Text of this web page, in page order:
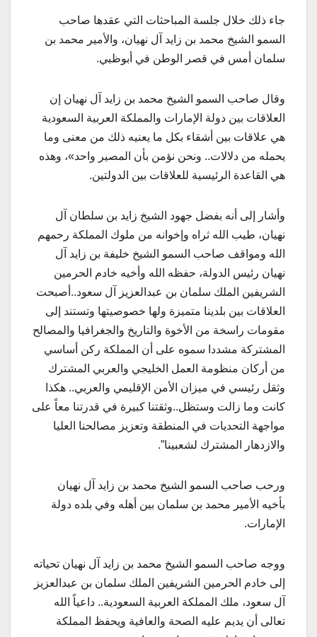
جاء ذلك خلال جلسة المباحثات التي عقدها صاحب
السمو الشيخ محمد بن زايد آل نهيان، والأمير محمد بن
سلمان أمس في قصر الوطن في أبوظبي.
وقال صاحب السمو الشيخ محمد بن زايد آل نهيان إن
العلاقات بين دولة الإمارات والمملكة العربية السعودية
هي علاقات بين أشقاء بكل ما يعنيه ذلك من معنى وما
يحمله من دلالات.. ونحن نؤمن بأن المصير واحد»، وهذه
هي القاعدة الرئيسية للعلاقات بين الدولتين.
وأشار إلى أنه بفضل جهود الشيخ زايد بن سلطان آل
نهيان، طيب الله ثراه وإخوانه من ملوك المملكة رحمهم
الله ومواقف صاحب السمو الشيخ خليفة بن زايد آل
نهيان رئيس الدولة، حفظه الله وأخيه خادم الحرمين
الشريفين الملك سلمان بن عبدالعزيز آل سعود..أصبحت
العلاقات بين بلدينا متميزة ولها خصوصيتها وتستند إلى
مقومات راسخة من الأخوة والتاريخ والجغرافيا والمصالح
المشتركة مشددا سموه على أن المملكة ركن أساسي
من أركان منظومة العمل الخليجي والعربي المشترك
وثقل رئيسي في ميزان الأمن الإقليمي والعربي.. هكذا
كانت وما زالت وستظل..وثقتنا كبيرة في قدرتنا معاً على
مواجهة التحديات في المنطقة وتعزيز مصالحنا العليا
والازدهار المشترك لشعبينا”.
ورحب صاحب السمو الشيخ محمد بن زايد آل نهيان
بأخيه الأمير محمد بن سلمان بين أهله وفي بلده دولة
الإمارات.
ووجه صاحب السمو الشيخ محمد بن زايد آل نهيان تحياته
إلى خادم الحرمين الشريفين الملك سلمان بن عبدالعزيز
آل سعود، ملك المملكة العربية السعودية.. داعياً الله
تعالى أن يديم عليه الصحة والعافية ويحفظ المملكة